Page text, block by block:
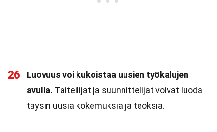
26
Luovuus voi kukoistaa uusien työkalujen
avulla. Taiteilijat ja suunnittelijat voivat luoda
täysin uusia kokemuksia ja teoksia.